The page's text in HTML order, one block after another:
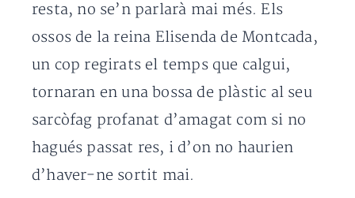
resta, no se’n parlarà mai més. Els
ossos de la reina Elisenda de Montcada,
un cop regirats el temps que calgui,
tornaran en una bossa de plàstic al seu
sarcòfag profanat d’amagat com si no
hagués passat res, i d’on no haurien
d’haver-ne sortit mai.